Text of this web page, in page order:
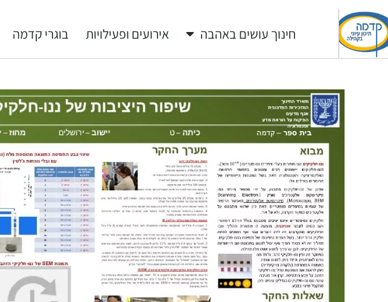
חינוך עושים באהבה אירועים ופעילויות בוגרי קדמה